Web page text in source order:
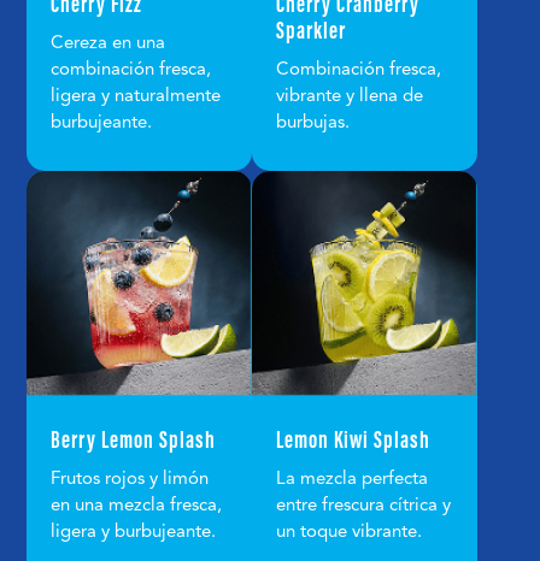
Cereza en una
combinación fresca,
ligera y naturalmente
burbujeante.
Sparkler
Combinación fresca,
vibrante y llena de
burbujas.
Berry Lemon Splash
Frutos rojos y limón
en una mezcla fresca,
ligera y burbujeante.
Lemon Kiwi Splash
La mezcla perfecta
entre frescura cítrica y
un toque vibrante.